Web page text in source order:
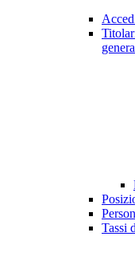
Tassi